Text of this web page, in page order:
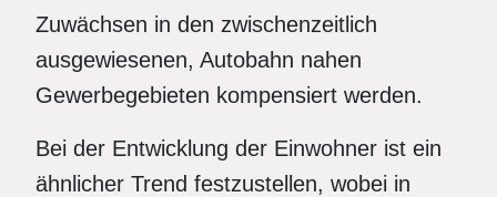
Zuwächsen in den zwischenzeitlich
ausgewiesenen, Autobahn nahen
Gewerbegebieten kompensiert werden.
Bei der Entwicklung der Einwohner ist ein
ähnlicher Trend festzustellen, wobei in